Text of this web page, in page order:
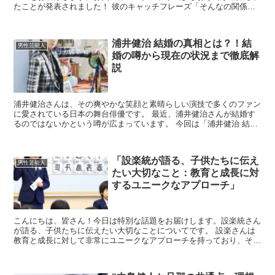
たことが発表されました！ 彼のキャッチフレーズ「そんなの関係ね
男性芸能人
浦井健治 結婚の真相とは？！結
婚の噂から現在の状況まで徹底解
説
浦井健治さんは、その爽やかな笑顔と素晴らしい演技で多くのファン
に愛されている日本の舞台俳優です。 最近、浦井健治さんが結婚す
るのではないかという噂が広まっています。 今回は「浦井健治 結
男性芸能人
「設楽統が語る、子供たちに伝え
たい大切なこと：教育と成長に対
するユニークなアプローチ」
こんにちは、皆さん！今日は特別な話題をお届けします。設楽統さん
が語る、子供たちに伝えたい大切なことについてです。 設楽さんは
教育と成長に対して非常にユニークなアプローチを持っており、その